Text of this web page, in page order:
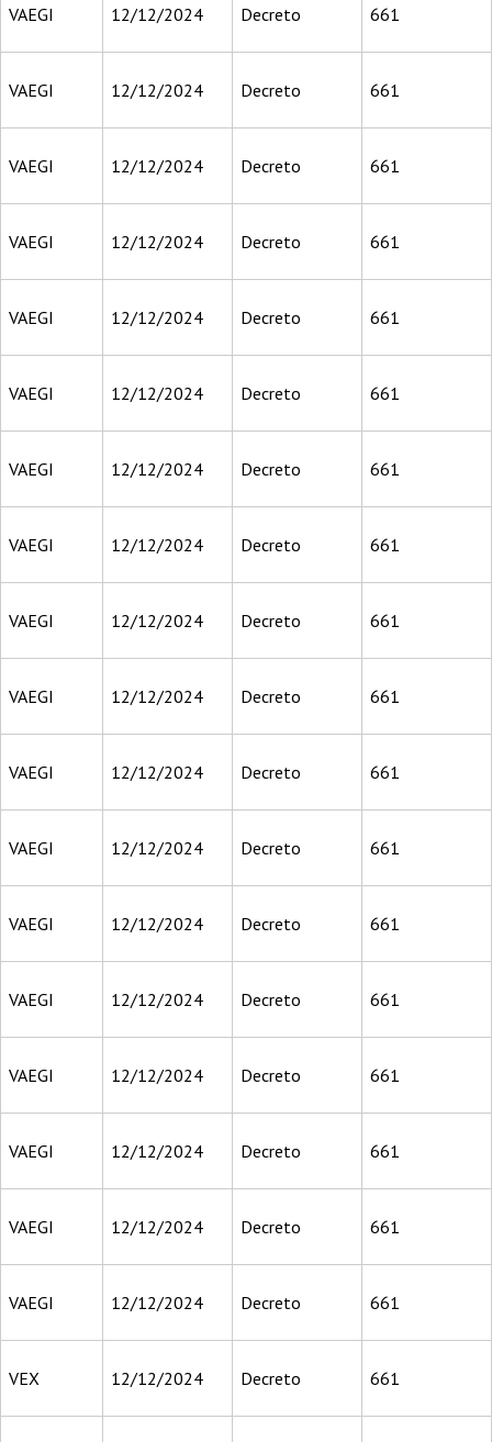
VAEGI 12/12/2024 Decreto 661
VAEGI 12/12/2024 Decreto 661
VAEGI 12/12/2024 Decreto 661
VAEGI 12/12/2024 Decreto 661
VAEGI 12/12/2024 Decreto 661
VAEGI 12/12/2024 Decreto 661
VAEGI 12/12/2024 Decreto 661
VAEGI 12/12/2024 Decreto 661
VAEGI 12/12/2024 Decreto 661
VAEGI 12/12/2024 Decreto 661
VAEGI 12/12/2024 Decreto 661
VAEGI 12/12/2024 Decreto 661
VAEGI 12/12/2024 Decreto 661
VAEGI 12/12/2024 Decreto 661
VAEGI 12/12/2024 Decreto 661
VAEGI 12/12/2024 Decreto 661
VAEGI 12/12/2024 Decreto 661
VAEGI 12/12/2024 Decreto 661
VEX 12/12/2024 Decreto 661